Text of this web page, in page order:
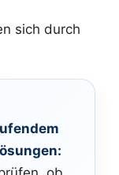
sich durch